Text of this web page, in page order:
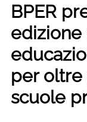
BPER
edizione
per oltre
scuole